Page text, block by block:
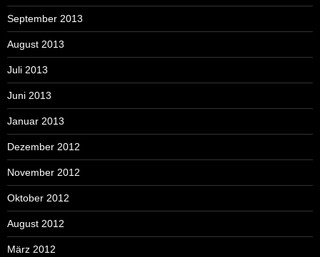
September 2013
August 2013
Juli 2013
Juni 2013
Januar 2013
Dezember 2012
November 2012
Oktober 2012
August 2012
März 2012